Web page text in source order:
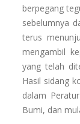
berpegang
sebelumnya
terus
mengambil
yang telah
Hasil sidang
dalam
Bumi, dan